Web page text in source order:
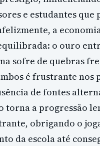
e estudantes que
a
o ouro
sofre de quebras
é frustrante nos
de fontes
torna a progressão
obrigando o
da escola até